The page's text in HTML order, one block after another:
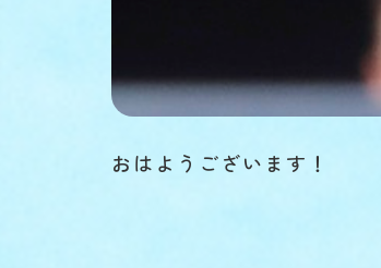
おはようございます！